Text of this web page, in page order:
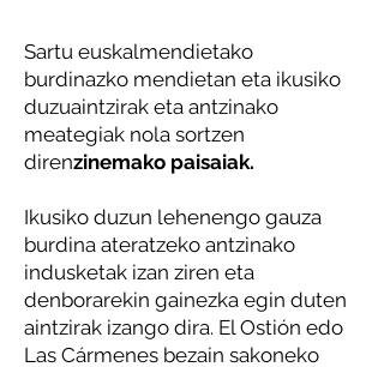
Sartu euskalmendietako
burdinazko mendietan eta ikusiko
duzuaintzirak eta antzinako
meategiak nola sortzen
direnzinemako paisaiak.
Ikusiko duzun lehenengo gauza
burdina ateratzeko antzinako
indusketak izan ziren eta
denborarekin gainezka egin duten
aintzirak izango dira. El Ostión edo
Las Cármenes bezain sakoneko